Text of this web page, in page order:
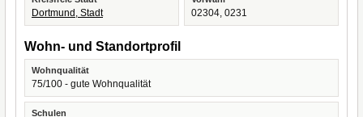
Dortmund, Stadt 02304, 0231
Wohn- und Standortprofil
Wohnqualität
75/100 - gute Wohnqualität
Schulen